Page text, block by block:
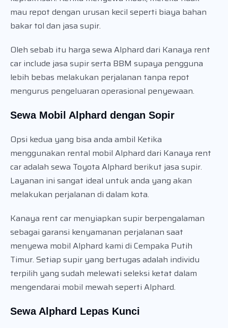
mau repot dengan urusan kecil seperti biaya bahan
bakar tol dan jasa supir.
Oleh sebab itu harga sewa Alphard dari Kanaya rent
car include jasa supir serta BBM supaya pengguna
lebih bebas melakukan perjalanan tanpa repot
mengurus pengeluaran operasional penyewaan.
Sewa Mobil Alphard dengan Sopir
Opsi kedua yang bisa anda ambil Ketika
menggunakan rental mobil Alphard dari Kanaya rent
car adalah sewa Toyota Alphard berikut jasa supir.
Layanan ini sangat ideal untuk anda yang akan
melakukan perjalanan di dalam kota.
Kanaya rent car menyiapkan supir berpengalaman
sebagai garansi kenyamanan perjalanan saat
menyewa mobil Alphard kami di Cempaka Putih
Timur. Setiap supir yang bertugas adalah individu
terpilih yang sudah melewati seleksi ketat dalam
mengendarai mobil mewah seperti Alphard.
Sewa Alphard Lepas Kunci